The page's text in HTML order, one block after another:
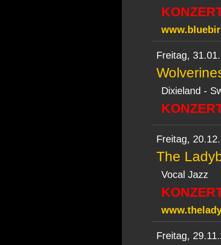
Freitag,
Dixieland -
Freitag,
The
Vocal Jazz
Freitag,